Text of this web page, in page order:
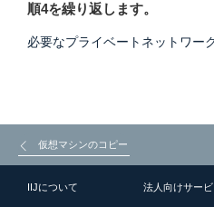
順4を繰り返します。
必要なプライベートネットワー
仮想マシンのコピー
IIJについて 法人向けサー